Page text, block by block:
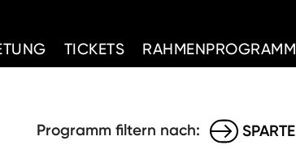
TICKETS RAHMENPROGRAMM
Programm filtern nach: SPARTE